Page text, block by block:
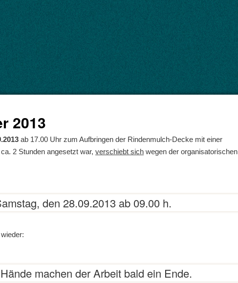
2013
ab 17.00 Uhr zum Aufbringen der Rindenmulch-Decke mit einer
2 Stunden angesetzt war, verschiebt sich wegen der organisatorischen
den 28.09.2013 ab 09.00 h.
machen der Arbeit bald ein Ende.